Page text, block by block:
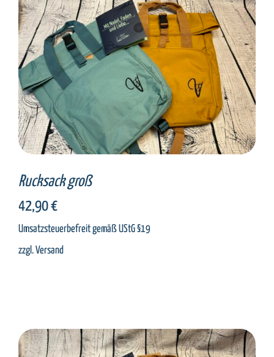
SELECT OPTIONS / DETAILS
Rucksack groß
42,90€
Umsatzsteuerbefreit gemäß UStG §19
zzgl.Versand